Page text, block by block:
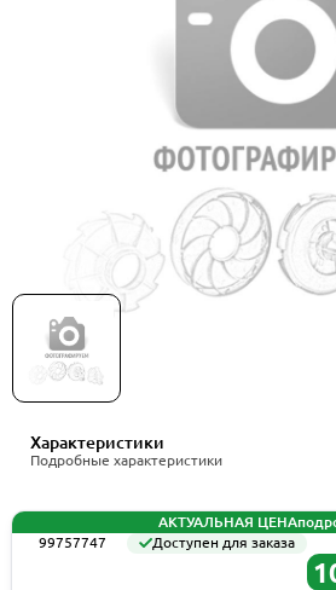
Grundfos Spare, Heatsink Fan,
Характеристики
Подробные характеристики
АКТУАЛЬНАЯ ЦЕНА
99757747
Доступен для заказа